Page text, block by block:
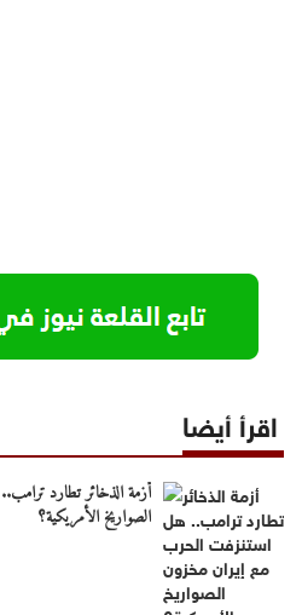
اقرأ أيضا
أزمة الذخائر تطارد
الصواريخ الأمريكية؟